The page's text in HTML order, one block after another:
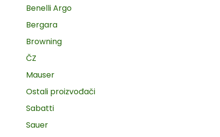
Benelli Argo
Bergara
Browning
ČZ
Mauser
Ostali proizvođači
Sabatti
Sauer